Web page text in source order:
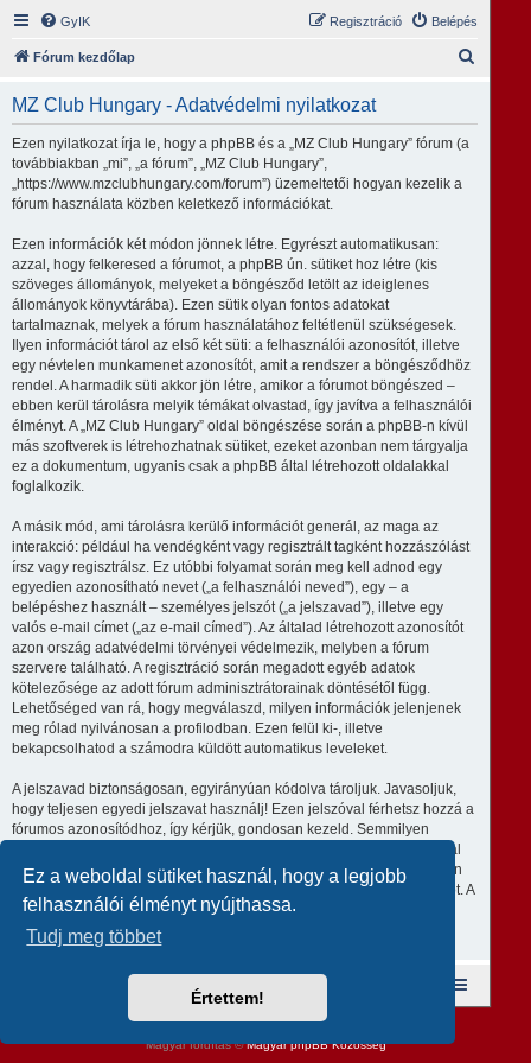
Ez a weboldal sütiket használ, hogy a legjobb
felhasználói élményt nyújthassa.
Tudj meg többet
Értettem!
GyIK Belépés
Regisztráció
Fórum kezdőlap
MZ Club Hungary - Adatvédelmi nyilatkozat
Ezen nyilatkozat írja le, hogy a phpBB és a „MZ Club Hungary” fórum (a
továbbiakban „mi”, „a fórum”, „MZ Club Hungary”,
„https://www.mzclubhungary.com/forum”) üzemeltetői hogyan kezelik a
fórum használata közben keletkező információkat.
Ezen információk két módon jönnek létre. Egyrészt automatikusan:
azzal, hogy felkeresed a fórumot, a phpBB ún. sütiket hoz létre (kis
szöveges állományok, melyeket a böngésződ letölt az ideiglenes
állományok könyvtárába). Ezen sütik olyan fontos adatokat
tartalmaznak, melyek a fórum használatához feltétlenül szükségesek.
Ilyen információt tárol az első két süti: a felhasználói azonosítót, illetve
egy névtelen munkamenet azonosítót, amit a rendszer a böngésződhöz
rendel. A harmadik süti akkor jön létre, amikor a fórumot böngészed –
ebben kerül tárolásra melyik témákat olvastad, így javítva a felhasználói
élményt. A „MZ Club Hungary” oldal böngészése során a phpBB-n kívül
más szoftverek is létrehozhatnak sütiket, ezeket azonban nem tárgyalja
ez a dokumentum, ugyanis csak a phpBB által létrehozott oldalakkal
foglalkozik.
A másik mód, ami tárolásra kerülő információt generál, az maga az
interakció: például ha vendégként vagy regisztrált tagként hozzászólást
írsz vagy regisztrálsz. Ez utóbbi folyamat során meg kell adnod egy
egyedien azonosítható nevet („a felhasználói neved”), egy – a
belépéshez használt – személyes jelszót („a jelszavad”), illetve egy
valós e-mail címet („az e-mail címed”). Az általad létrehozott azonosítót
azon ország adatvédelmi törvényei védelmezik, melyben a fórum
szervere található. A regisztráció során megadott egyéb adatok
kötelezősége az adott fórum adminisztrátorainak döntésétől függ.
Lehetőséged van rá, hogy megválaszd, milyen információk jelenjenek
meg rólad nyilvánosan a profilodban. Ezen felül ki-, illetve
bekapcsolhatod a számodra küldött automatikus leveleket.
A jelszavad biztonságosan, egyirányúan kódolva tároljuk. Javasoljuk,
hogy teljesen egyedi jelszavat használj! Ezen jelszóval férhetsz hozzá a
fórumos azonosítódhoz, így kérjük, gondosan kezeld. Semmilyen
körülmények közt ne add ki harmadik személynek, még ha az az oldal
üzemeltetője is, vagy ha a phpBB-vel kapcsolatban kérik! Amennyiben
elfelejted a jelszavad, használd az „Elfelejtettem a jelszavam” funkciót. A
rendszer kérni fogja a felhasználóneved és az e-mail címed, majd
generálni fog egy új jelszót, így újra használhatod az azonosítód.
Semi_Deus
Magyar fordítás ©Magyar phpBB Közösség